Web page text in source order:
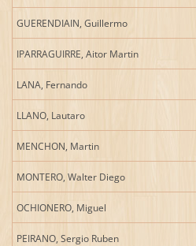
GUERENDIAIN, Guillermo
IPARRAGUIRRE, Aitor Martin
LANA, Fernando
LLANO, Lautaro
MENCHON, Martin
MONTERO, Walter Diego
OCHIONERO, Miguel
PEIRANO, Sergio Ruben